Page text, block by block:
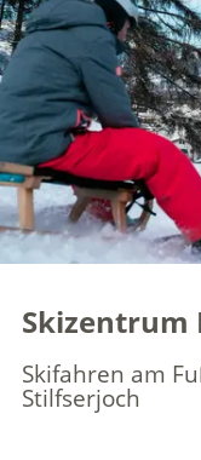
Skizentrum
Skifahren am
Stilfserjoch